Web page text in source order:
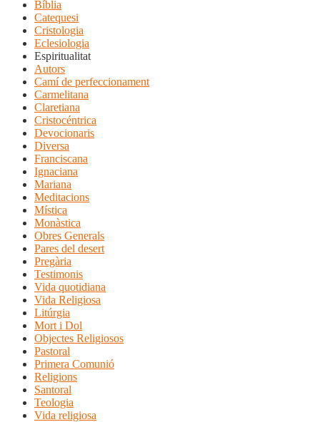
Bíblia
Catequesi
Cristologia
Eclesiologia
Espiritualitat
Autors
Camí de perfeccionament
Carmelitana
Claretiana
Cristocéntrica
Devocionaris
Diversa
Franciscana
Ignaciana
Mariana
Meditacions
Mística
Monàstica
Obres Generals
Pares del desert
Pregària
Testimonis
Vida quotidiana
Vida Religiosa
Litúrgia
Mort i Dol
Objectes Religiosos
Pastoral
Primera Comunió
Religions
Santoral
Teologia
Vida religiosa